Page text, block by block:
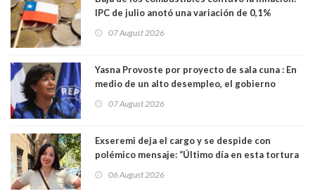
IPC de julio anotó una variación de 0,1%
07 August 2026
Yasna Provoste por proyecto de sala cuna : En
medio de un alto desempleo, el gobierno
07 August 2026
Exseremi deja el cargo y se despide con
polémico mensaje: “Último día en esta tortura
06 August 2026